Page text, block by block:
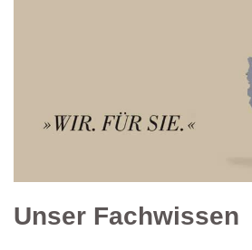
Unser Fachwissen